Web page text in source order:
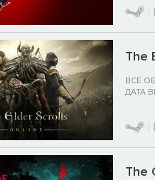
The
ВСЕ
ДАТА
The